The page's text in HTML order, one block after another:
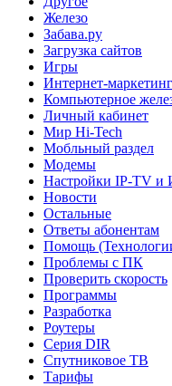
Железо
Забава.ру
Загрузка сайтов
Игры
Интернет-маркетинг
Компьютерное
Личный кабинет
Мир Hi-Tech
Мобльный раздел
Модемы
Настройки IP-TV и
Новости
Остальные
Ответы абонентам
Помощь
Проблемы с ПК
Проверить скорость
Программы
Разработка
Роутеры
Серия DIR
Спутниковое ТВ
Тарифы